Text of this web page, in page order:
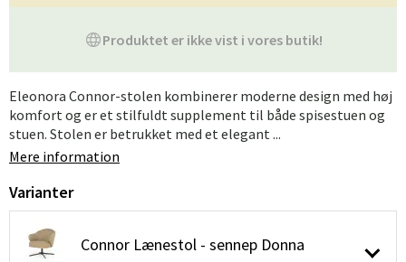
Produktet er ikke vist i vores butik!
Eleonora Connor-stolen kombinerer moderne design med høj
komfort og er et stilfuldt supplement til både spisestuen og
stuen. Stolen er betrukket med et elegant ...
Mere information
Varianter
Connor Lænestol - sennep Donna